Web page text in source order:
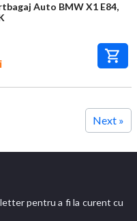
Auto BMW X1 E84,
Next »
pentru a fi la curent cu